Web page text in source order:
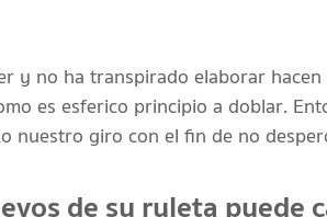
y no ha transpirado elaborar
es esferico principio a doblar.
nuestro giro con el fin de no